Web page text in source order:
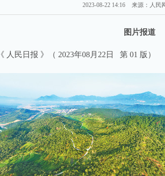
2023-08-22 14:16 来源：人民
图片报道
《 人民日报 》（ 2023年08月22日 第 01 版）